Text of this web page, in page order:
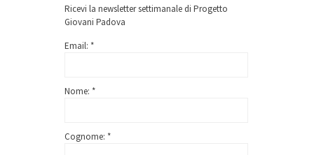
Ricevi la newsletter settimanale di Progetto
Giovani Padova
Email: *
Nome: *
Cognome: *